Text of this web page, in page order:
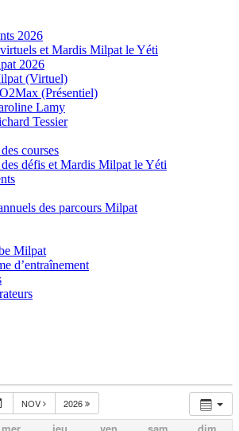
2026
et Mardis Milpat le Yéti
2026
(Virtuel)
(Présentiel)
Lamy
Tessier
courses
des défis et Mardis Milpat le Yéti
des parcours Milpat
Milpat
d’entraînement
NOV 2026